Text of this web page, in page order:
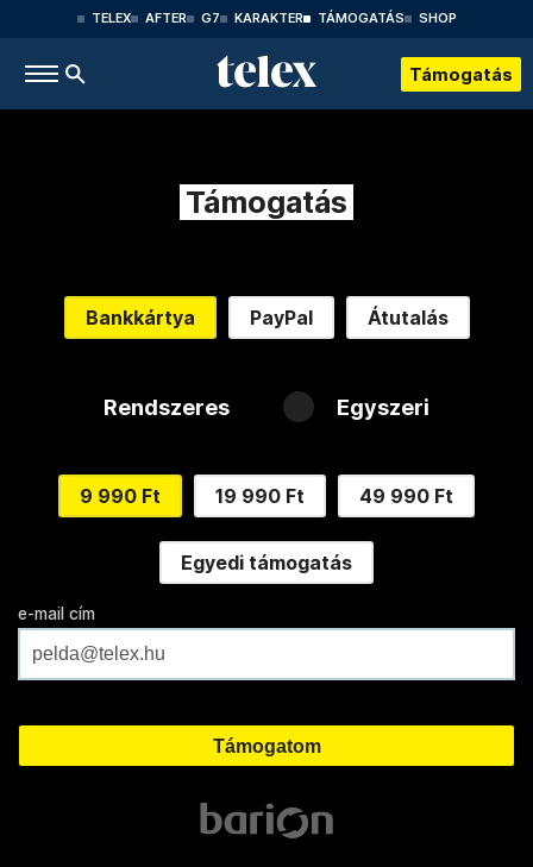
TELEX AFTER G7 KARAKTER TÁMOGATÁS SHOP
Támogatás
Támogatás
Bankkártya PayPal Átutalás
Rendszeres Egyszeri
9 990 Ft 19 990 Ft 49 990 Ft
Egyedi támogatás
e-mail cím